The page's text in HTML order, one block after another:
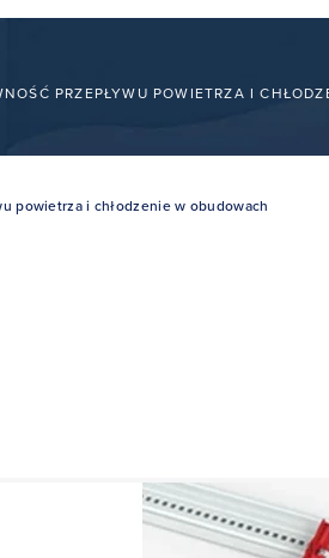
PRZEPŁYWU POWIETRZA I
powietrza i chłodzenie w obudowach